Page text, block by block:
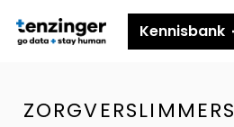
Tenzinger
Kennisbank
ZORGVERSLIMMERS